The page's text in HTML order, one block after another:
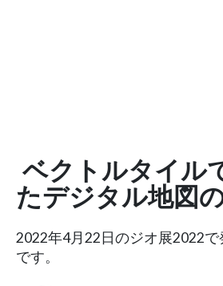
ベクトルタイル
たデジタル地図
2022年4月22日のジオ展2022
です。